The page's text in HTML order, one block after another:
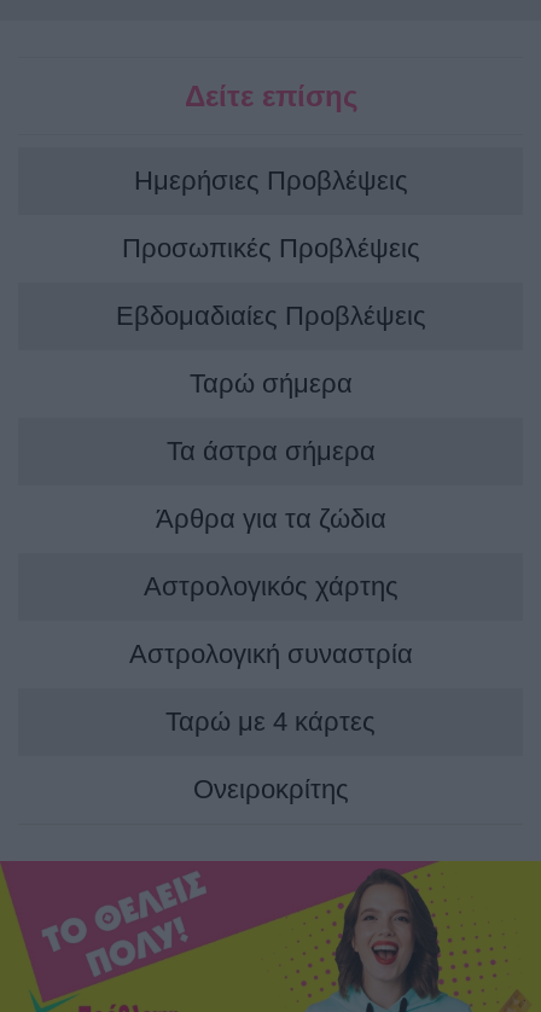
Δείτε επίσης
Ημερήσιες Προβλέψεις
Προσωπικές Προβλέψεις
Εβδομαδιαίες Προβλέψεις
Ταρώ σήμερα
Τα άστρα σήμερα
Άρθρα για τα ζώδια
Αστρολογικός χάρτης
Αστρολογική συναστρία
Ταρώ με 4 κάρτες
Ονειροκρίτης